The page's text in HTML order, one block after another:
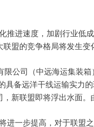
推进速度，加剧行业
联盟的竞争格局将发生变
限公司（中远海运集装
具备远洋干线运输实力
，新联盟即将浮出水面。
进一步提高，对于联盟